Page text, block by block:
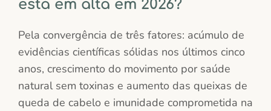
está em alta em 2026?
Pela convergência de três fatores: acúmulo de
evidências científicas sólidas nos últimos cinco
anos, crescimento do movimento por saúde
natural sem toxinas e aumento das queixas de
queda de cabelo e imunidade comprometida na